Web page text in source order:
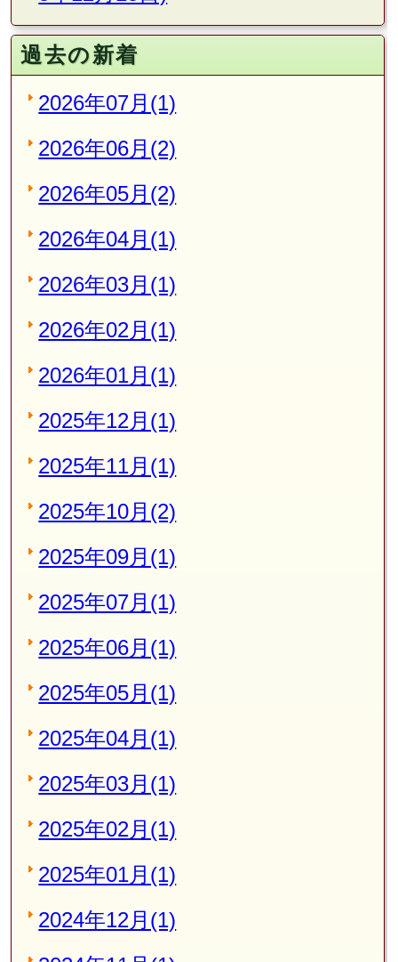
過去の新着
2026年07月(1)
2026年06月(2)
2026年05月(2)
2026年04月(1)
2026年03月(1)
2026年02月(1)
2026年01月(1)
2025年12月(1)
2025年11月(1)
2025年10月(2)
2025年09月(1)
2025年07月(1)
2025年06月(1)
2025年05月(1)
2025年04月(1)
2025年03月(1)
2025年02月(1)
2025年01月(1)
2024年12月(1)